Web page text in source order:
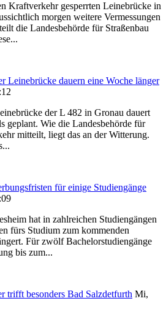
Kraftverkehr gesperrten Leinebrücke in
morgen weitere Vermessungen
die Landesbehörde für Straßenbau
Leinebrücke dauern eine Woche länger
der L 482 in Gronau dauert
geplant. Wie die Landesbehörde für
mitteilt, liegt das an der Witterung.
für einige Studiengänge
hat in zahlreichen Studiengängen
fürs Studium zum kommenden
Für zwölf Bachelorstudiengänge
bis zum...
trifft besonders Bad Salzdetfurth Mi,